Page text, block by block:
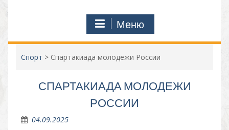
Меню
Спорт > Спартакиада молодежи России
СПАРТАКИАДА МОЛОДЕЖИ
РОССИИ
04.09.2025